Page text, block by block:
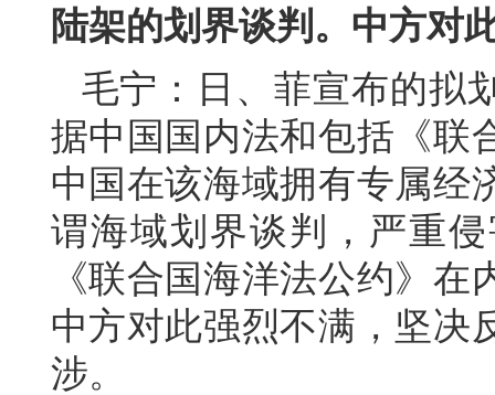
陆架的划界谈判。中方对
毛宁：日、菲宣布的拟
据中国国内法和包括《联
中国在该海域拥有专属经
谓海域划界谈判，严重
《联合国海洋法公约》
中方对此强烈不满，坚决
涉。